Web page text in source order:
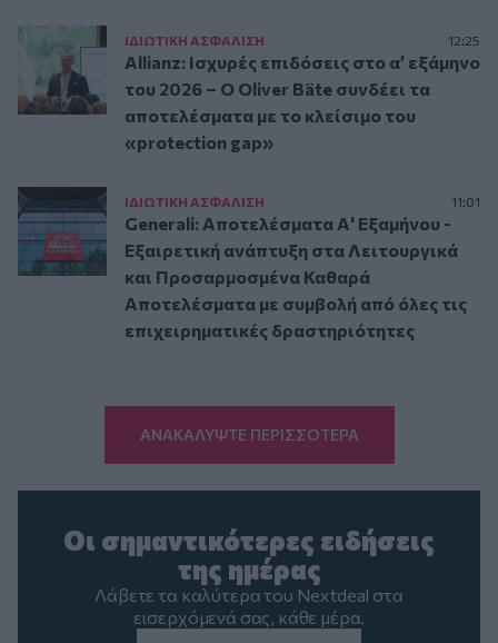
ΙΔΙΩΤΙΚΗ ΑΣΦAΛΙΣΗ 12:25
Allianz: Ισχυρές επιδόσεις στο α’ εξάμηνο
του 2026 – Ο Oliver Bäte συνδέει τα
αποτελέσματα με το κλείσιμο του
«protection gap»
ΙΔΙΩΤΙΚΗ ΑΣΦAΛΙΣΗ 11:01
Generali: Αποτελέσματα Α' Εξαμήνου -
Εξαιρετική ανάπτυξη στα Λειτουργικά
και Προσαρμοσμένα Καθαρά
Αποτελέσματα με συμβολή από όλες τις
επιχειρηματικές δραστηριότητες
ΑΝΑΚΑΛΥΨΤΕ ΠΕΡΙΣΣΟΤΕΡΑ
Οι σημαντικότερες ειδήσεις
της ημέρας
Λάβετε τα καλύτερα του Nextdeal στα
εισερχόμενά σας, κάθε μέρα.